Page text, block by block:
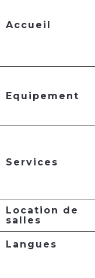
Accueil
Equipement
Services
Location de
salles
Langues